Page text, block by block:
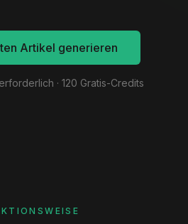
Artikel generieren
· 120 Gratis-Credits